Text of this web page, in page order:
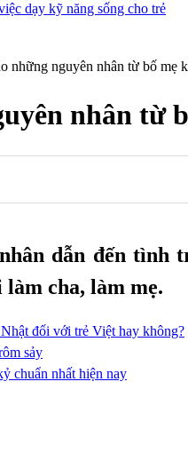
dạy kỹ năng sống cho trẻ
những nguyên nhân từ bố mẹ
nhân từ
dẫn đến tình
làm cha, làm mẹ.
đối với trẻ Việt hay không?
sảy
chuẩn nhất hiện nay